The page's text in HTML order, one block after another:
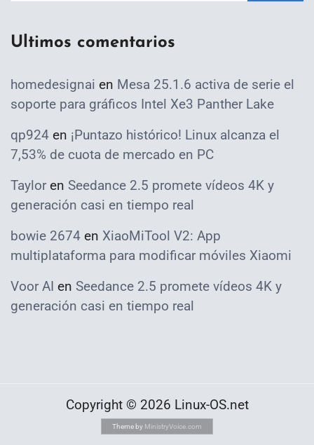
Ultimos comentarios
homedesignai en Mesa 25.1.6 activa de serie el
soporte para gráficos Intel Xe3 Panther Lake
qp924 en ¡Puntazo histórico! Linux alcanza el
7,53% de cuota de mercado en PC
Taylor en Seedance 2.5 promete vídeos 4K y
generación casi en tiempo real
bowie 2674 en XiaoMiTool V2: App
multiplataforma para modificar móviles Xiaomi
Voor AI en Seedance 2.5 promete vídeos 4K y
generación casi en tiempo real
Copyright © 2026 Linux-OS.net
Theme by MinistryVoice.com